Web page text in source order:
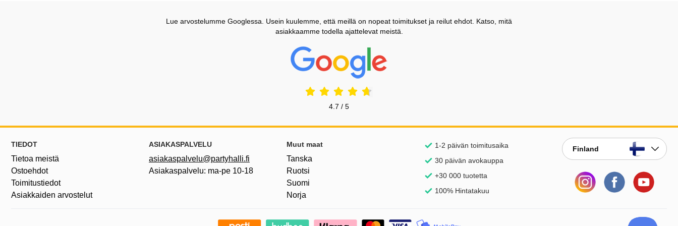
Lue arvostelumme Googlessa. Usein kuulemme, että meillä on nopeat toimitukset ja reilut ehdot. Katso, mitä
asiakkaamme todella ajattelevat meistä.
Prisjakt Arvostelu: 4.7 Tähdet
4.7 / 5
Alatunnisteen sisältö Sekalaista tietoa ja linkkejä
TIEDOT
Tietoa meistä
Ostoehdot
Toimitustiedot
Asiakkaiden arvostelut
ASIAKASPALVELU
asiakaspalvelu@partyhalli.fi
Asiakaspalvelu: ma-pe 10-18
Muut maat
Tanska
Ruotsi
Suomi
Norja
1-2 päivän toimitusaika
30 päivän avokauppa
+30 000 tuotetta
100% Hintatakuu
Finland